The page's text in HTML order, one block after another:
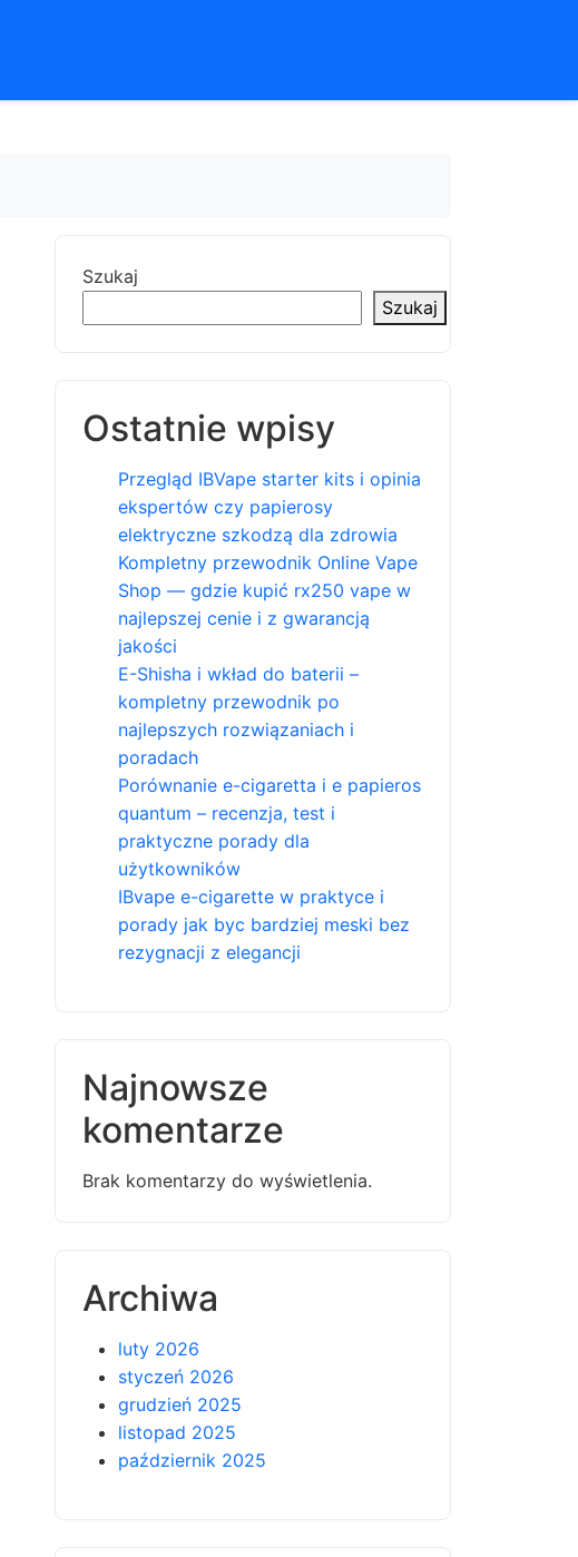
Szukaj
Szukaj
Ostatnie wpisy
Przegląd IBVape starter kits i opinia
ekspertów czy papierosy
elektryczne szkodzą dla zdrowia
Kompletny przewodnik Online Vape
Shop — gdzie kupić rx250 vape w
najlepszej cenie i z gwarancją
jakości
E-Shisha i wkład do baterii –
kompletny przewodnik po
najlepszych rozwiązaniach i
poradach
Porównanie e-cigaretta i e papieros
quantum – recenzja, test i
praktyczne porady dla
użytkowników
IBvape e-cigarette w praktyce i
porady jak byc bardziej meski bez
rezygnacji z elegancji
Najnowsze
komentarze
Brak komentarzy do wyświetlenia.
Archiwa
luty 2026
styczeń 2026
grudzień 2025
listopad 2025
październik 2025